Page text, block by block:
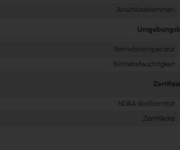
Anschlussklemmen
Betriebstemperatur
Betriebsfeuchtigkeit
NDAA-Konformität
Zertifikate